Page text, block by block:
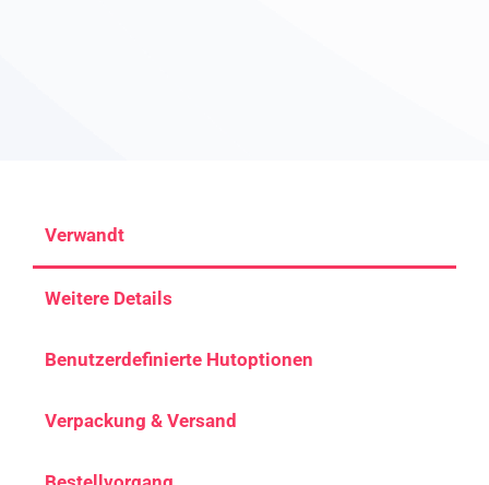
Verwandt
Weitere Details
Benutzerdefinierte Hutoptionen
Verpackung & Versand